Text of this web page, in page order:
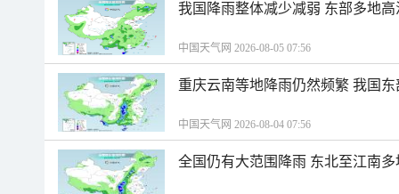
我国降雨整体减少减弱 东部多地
中国天气网 2026-08-05 07:56
重庆云南等地降雨仍然频繁 我国
中国天气网 2026-08-04 07:56
全国仍有大范围降雨 东北至江南